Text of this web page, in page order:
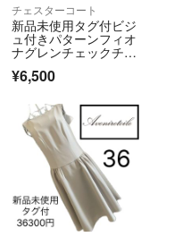
チェスターコート
新品未使用タグ付ビジ
ュ付きパターンフィオ
ナグレンチェックチェ
スターコートM
¥6,500